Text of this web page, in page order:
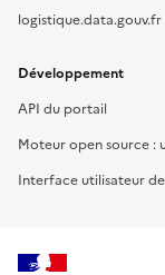
logistique.data.gouv.fr
Développement
API du portail
Moteur open source :
Interface utilisateur